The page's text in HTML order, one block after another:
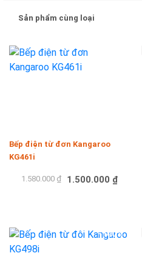
Sản phẩm cùng loại
Bếp điện từ đơn Kangaroo
KG461i
1.580.000 ₫ 1.500.000 ₫
-100%